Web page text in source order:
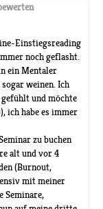
Einstiegsreading
noch geflasht.
ein Mentaler
weinen. Ich
und möchte
ich habe es immer
zu buchen
alt und vor 4
(Burnout,
mit meiner
Seminare,